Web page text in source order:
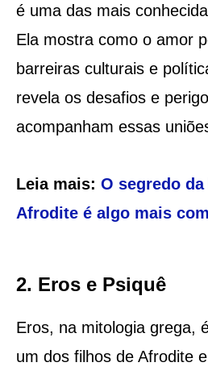
é uma das mais
Ela mostra como o amor
barreiras culturais e
revela os desafios e
acompanham essas
Leia mais: O segredo
Afrodite é algo mais
2. Eros e Psiquê
Eros, na mitologia grega,
um dos filhos de Afrodite